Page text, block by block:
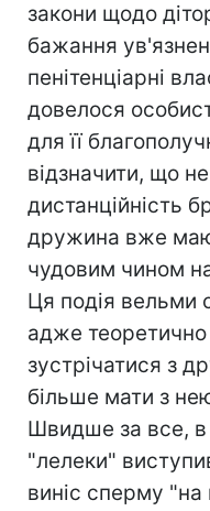
закони щодо
бажання
пенітенціарні
довелося
для її
відзначити, що
дистанційність
дружина вже
чудовим чином
Ця подія вельми
адже теоретично
зустрічатися з
більше мати з
Швидше за все, в
"лелеки"
виніс сперму